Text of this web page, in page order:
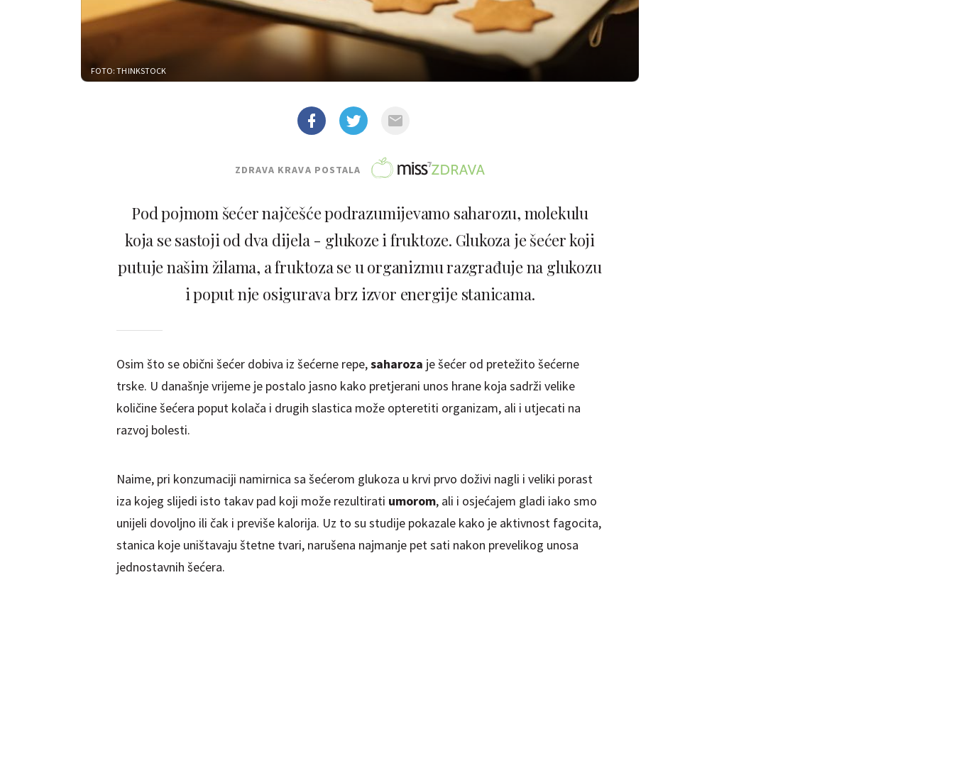
FOTO: THINKSTOCK
ZDRAVA KRAVA POSTALA
Pod pojmom šećer najčešće podrazumijevamo saharozu, molekulu
koja se sastoji od dva dijela - glukoze i fruktoze. Glukoza je šećer koji
putuje našim žilama, a fruktoza se u organizmu razgrađuje na glukozu
i poput nje osigurava brz izvor energije stanicama.
Osim što se obični šećer dobiva iz šećerne repe,saharoza je šećer od pretežito šećerne
trske. U današnje vrijeme je postalo jasno kako pretjerani unos hrane koja sadrži velike
količine šećera poput kolača i drugih slastica može opteretiti organizam, ali i utjecati na
razvoj bolesti.
Naime, pri konzumaciji namirnica sa šećerom glukoza u krvi prvo doživi nagli i veliki porast
iza kojeg slijedi isto takav pad koji može rezultirati umorom, ali i osjećajem gladi iako smo
unijeli dovoljno ili čak i previše kalorija. Uz to su studije pokazale kako je aktivnost fagocita,
stanica koje uništavaju štetne tvari, narušena najmanje pet sati nakon prevelikog unosa
jednostavnih šećera.